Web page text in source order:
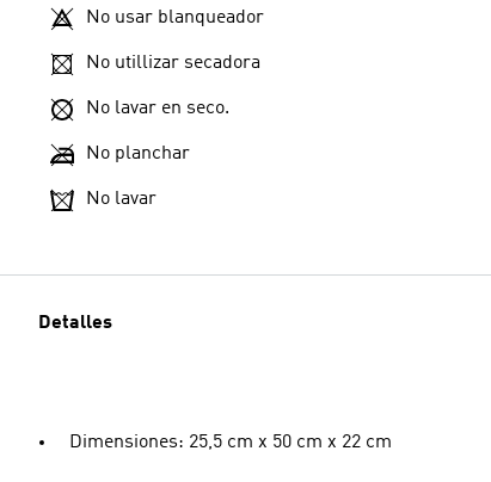
No usar blanqueador
No utillizar secadora
No lavar en seco.
No planchar
No lavar
Detalles
Dimensiones: 25,5 cm x 50 cm x 22 cm